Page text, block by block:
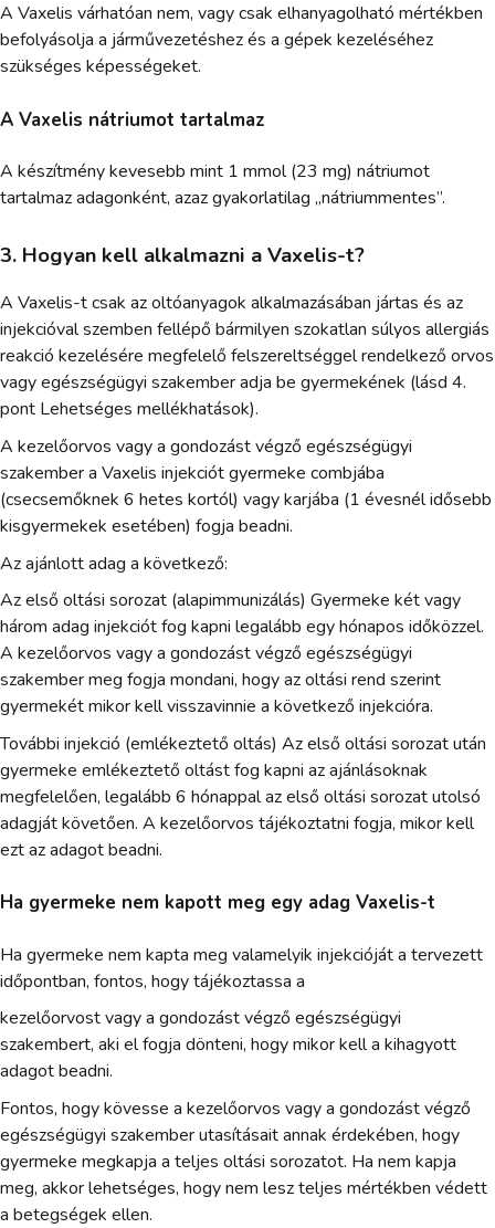
A Vaxelis várhatóan nem, vagy csak elhanyagolható mértékben
befolyásolja a járművezetéshez és a gépek kezeléséhez
szükséges képességeket.
A Vaxelis nátriumot tartalmaz
A készítmény kevesebb mint 1 mmol (23 mg) nátriumot
tartalmaz adagonként, azaz gyakorlatilag „nátriummentes”.
3. Hogyan kell alkalmazni a Vaxelis-t?
A Vaxelis-t csak az oltóanyagok alkalmazásában jártas és az
injekcióval szemben fellépő bármilyen szokatlan súlyos allergiás
reakció kezelésére megfelelő felszereltséggel rendelkező orvos
vagy egészségügyi szakember adja be gyermekének (lásd 4.
pont Lehetséges mellékhatások).
A kezelőorvos vagy a gondozást végző egészségügyi
szakember a Vaxelis injekciót gyermeke combjába
(csecsemőknek 6 hetes kortól) vagy karjába (1 évesnél idősebb
kisgyermekek esetében) fogja beadni.
Az ajánlott adag a következő:
Az első oltási sorozat (alapimmunizálás) Gyermeke két vagy
három adag injekciót fog kapni legalább egy hónapos időközzel.
A kezelőorvos vagy a gondozást végző egészségügyi
szakember meg fogja mondani, hogy az oltási rend szerint
gyermekét mikor kell visszavinnie a következő injekcióra.
További injekció (emlékeztető oltás) Az első oltási sorozat után
gyermeke emlékeztető oltást fog kapni az ajánlásoknak
megfelelően, legalább 6 hónappal az első oltási sorozat utolsó
adagját követően. A kezelőorvos tájékoztatni fogja, mikor kell
ezt az adagot beadni.
Ha gyermeke nem kapott meg egy adag Vaxelis-t
Ha gyermeke nem kapta meg valamelyik injekcióját a tervezett
időpontban, fontos, hogy tájékoztassa a
kezelőorvost vagy a gondozást végző egészségügyi
szakembert, aki el fogja dönteni, hogy mikor kell a kihagyott
adagot beadni.
Fontos, hogy kövesse a kezelőorvos vagy a gondozást végző
egészségügyi szakember utasításait annak érdekében, hogy
gyermeke megkapja a teljes oltási sorozatot. Ha nem kapja
meg, akkor lehetséges, hogy nem lesz teljes mértékben védett
a betegségek ellen.